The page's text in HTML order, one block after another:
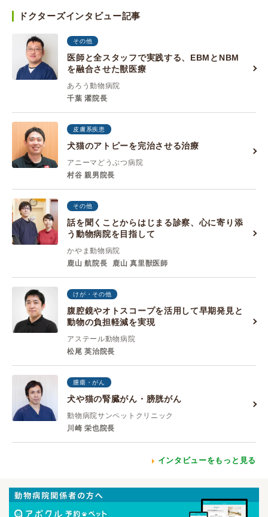
ドクターズインタビュー記事
その他
医師と全スタッフで実践する、EBMとNBM
を融合させた獣医療
あろう動物病院
千葉 濯院長
皮膚系疾患
犬猫のアトピーを完治させる治療
アニーマどうぶつ病院
村谷 親男院長
その他
話を聞くことからはじまる診察、心に寄り添
う動物病院を目指して
かやま動物病院
鹿山 航院長
鹿山 真里獣医師
けが・その他
腹腔鏡やオトスコープを活用して早期発見と
動物の負担軽減を実現
アステール動物病院
松尾 英治院長
腫瘍・がん
犬や猫の腎臓がん・膀胱がん
動物病院サンペットクリニック
川崎 栄也院長
インタビューをもっと見る